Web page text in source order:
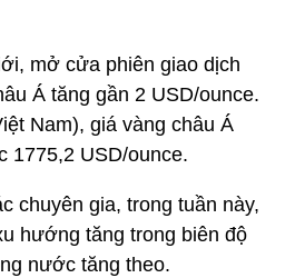
mở cửa phiên giao dịch
Á tăng gần 2 USD/ounce.
Nam), giá vàng châu Á
1775,2 USD/ounce.
chuyên gia, trong tuần này,
hướng tăng trong biên độ
nước tăng theo.